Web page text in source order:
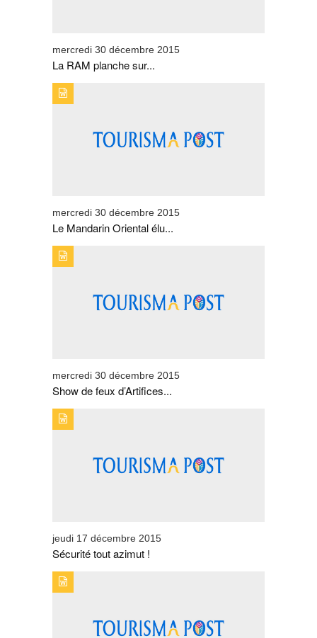
mercredi 30 décembre 2015
La RAM planche sur...
MONDE EN 2015
mercredi 30 décembre 2015
Le Mandarin Oriental élu...
mercredi 30 décembre 2015
Show de feux d’Artifices...
jeudi 17 décembre 2015
Sécurité tout azimut !